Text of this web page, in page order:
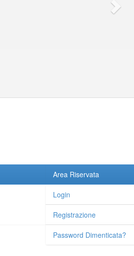
Area Riservata
Login
Registrazione
Password Dimenticata?